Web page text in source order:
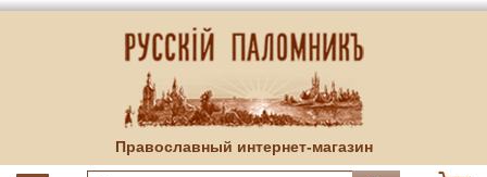
Православный интернет-магазин